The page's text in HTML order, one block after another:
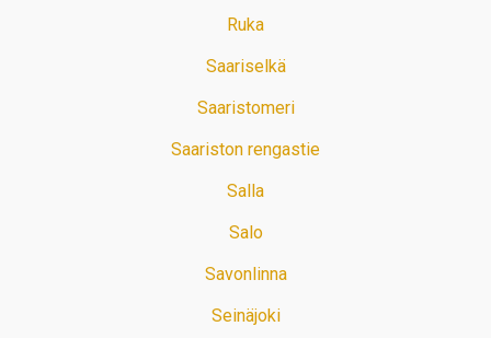
Ruka
Saariselkä
Saaristomeri
Saariston rengastie
Salla
Salo
Savonlinna
Seinäjoki